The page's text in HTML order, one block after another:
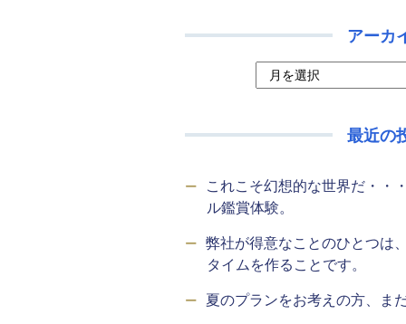
アーカ
最近の
これこそ幻想的な世界だ・・
ル鑑賞体験。
弊社が得意なことのひとつは
タイムを作ることです。
夏のプランをお考えの方、ま